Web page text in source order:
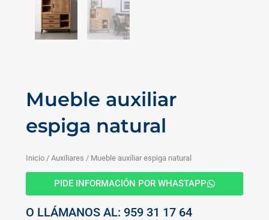
Mueble auxiliar
espiga natural
Inicio / Auxiliares / Mueble auxiliar espiga natural
PIDE INFORMACIÓN POR WHASTAPP
O LLÁMANOS AL: 959 31 17 64